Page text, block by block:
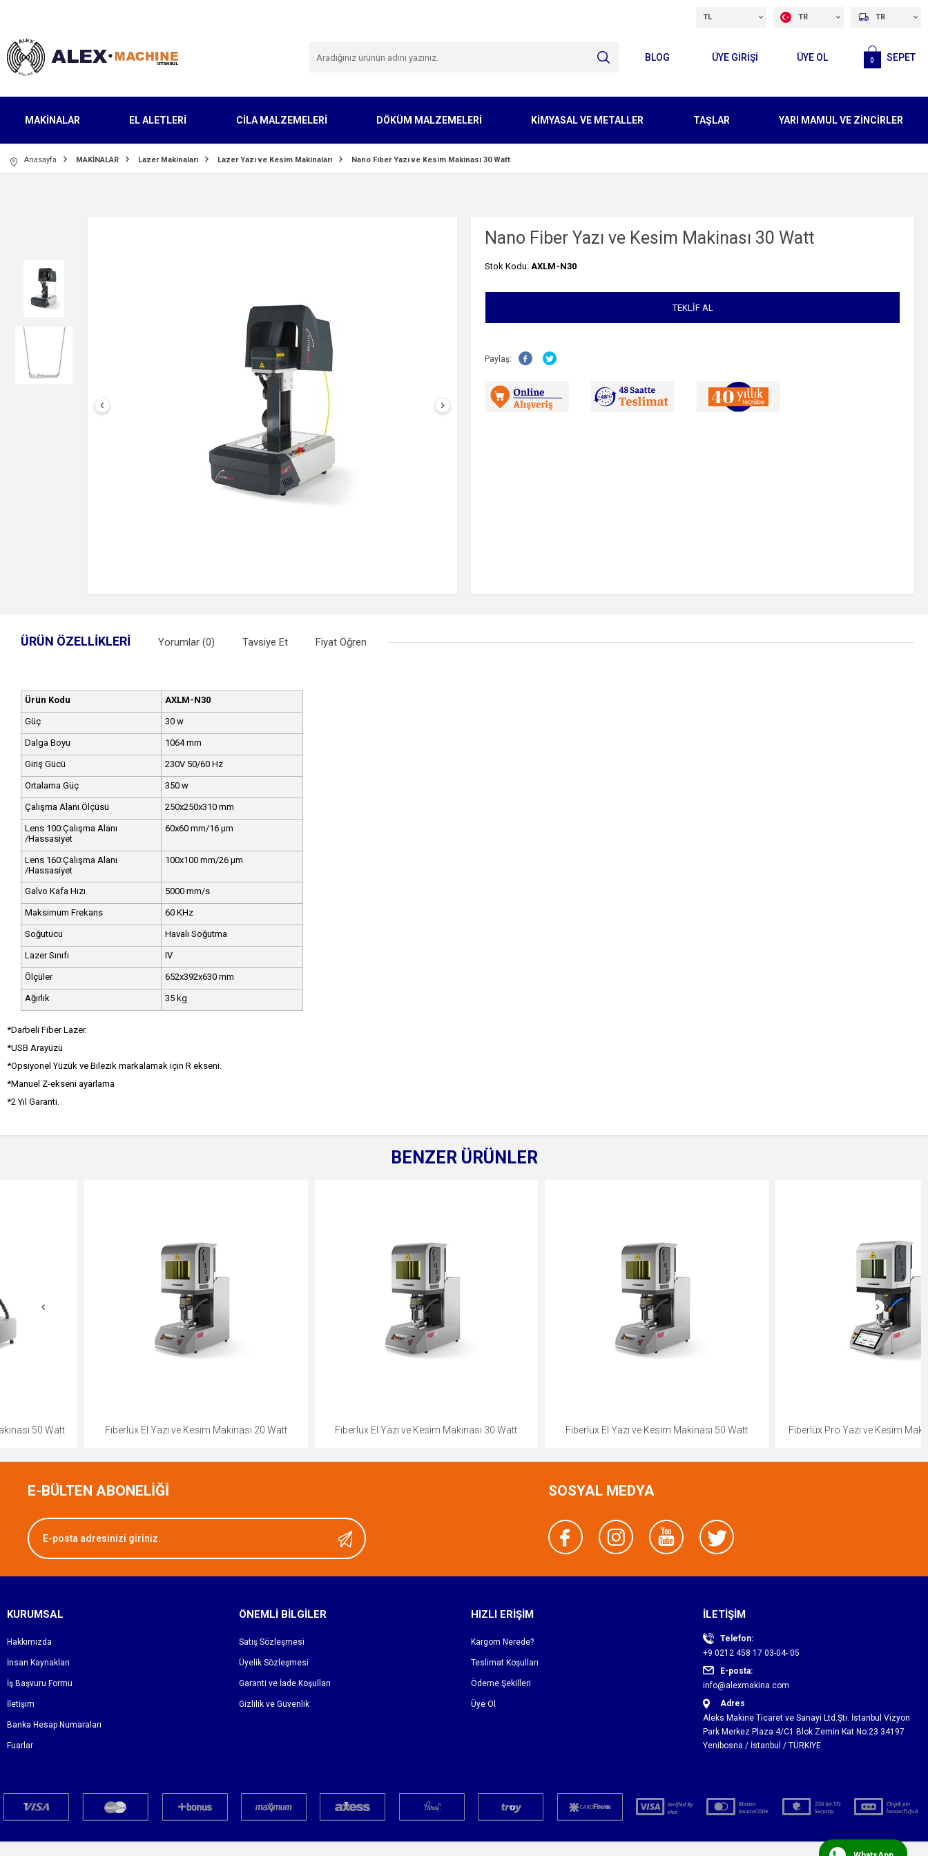
TR
TR
TL
0 SEPET
ÜYE OL
ÜYE GİRİŞİ
BLOG
MAKİNALAR EL ALETLERİ CİLA MALZEMELERİ DÖKÜM MALZEMELERİ KİMYASAL VE METALLER TAŞLAR YARI MAMUL VE ZİNCİRLER
Anasayfa MAKİNALAR Lazer Makinaları Lazer Yazı ve Kesim Makinaları Nano Fiber Yazı ve Kesim Makinası 30 Watt
Nano Fiber Yazı ve Kesim Makinası 30 Watt
Stok Kodu: AXLM-N30
TEKLIF AL
Paylaş:
ÜRÜN ÖZELLIKLERI Yorumlar (0) Tavsiye Et Fiyat Öğren
Ürün Kodu AXLM-N30
Güç 30 w
Dalga Boyu 1064 mm
Giriş Gücü 230V 50/60 Hz
Ortalama Güç 350 w
Çalışma Alanı Ölçüsü 250x250x310 mm
Lens 100:Çalışma Alanı
/Hassasiyet
60x60 mm/16 µm
Lens 160:Çalışma Alanı
/Hassasiyet
100x100 mm/26 µm
Galvo Kafa Hızı 5000 mm/s
Maksimum Frekans 60 KHz
Soğutucu Havalı Soğutma
Lazer Sınıfı IV
Ölçüler 652x392x630 mm
Ağırlık 35 kg
*Darbeli Fiber Lazer.
*USB Arayüzü
*Opsiyonel Yüzük ve Bilezik markalamak için R ekseni.
*Manuel Z-ekseni ayarlama
*2 Yıl Garanti.
BENZER ÜRÜNLER
Fiberlüx El Yazı ve Kesim Makinası 20 Watt Fiberlüx El Yazı ve Kesim Makinası 30 Watt Fiberlüx El Yazı ve Kesim Makinası 50 Watt Fiberlüx Pro Yazı ve Kesim Makinası 100 Watt
E-BÜLTEN ABONELİĞİ SOSYAL MEDYA
KURUMSAL
Hakkımızda
İnsan Kaynakları
İş Başvuru Formu
İletişim
Banka Hesap Numaraları
Fuarlar
ÖNEMLI BILGILER
Satış Sözleşmesi
Üyelik Sözleşmesi
Garanti ve İade Koşulları
Gizlilik ve Güvenlik
HIZLI ERİŞİM
Kargom Nerede?
Teslimat Koşulları
Ödeme Şekilleri
Üye Ol
İLETİŞİM
Telefon:
+9 0212 458 17 03-04- 05
E-posta:
info@alexmakina.com
Adres
Aleks Makine Ticaret ve Sanayi Ltd.Şti. İstanbul Vizyon
Park Merkez Plaza 4/C1 Blok Zemin Kat No:23 34197
Yenibosna / İstanbul / TÜRKİYE